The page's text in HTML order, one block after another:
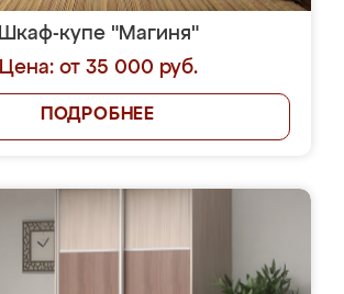
Шкаф-купе "Магиня"
Цена: от 35 000 руб.
ПОДРОБНЕЕ